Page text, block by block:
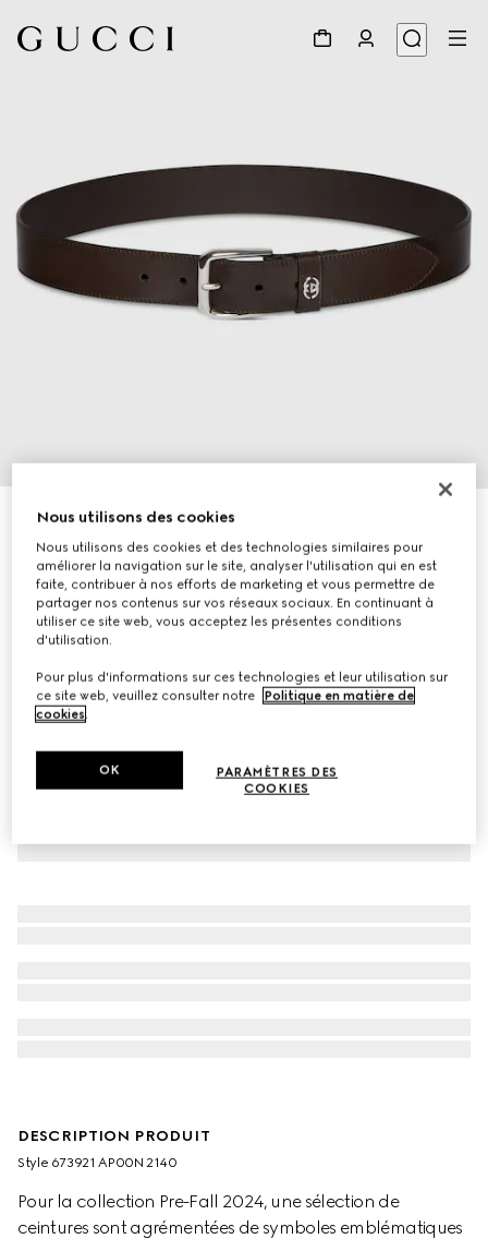
À personnaliser avec vos initiales
CA$680
Déclinaisonscuir marron
DESCRIPTION PRODUIT
Style ‎673921 AP00N 2140
Pour la collection Pre-Fall 2024, une sélection de
ceintures sont agrémentées de symboles emblématiques
Nous utilisons des cookies
Nous utilisons des cookies et des technologies similaires pour
améliorer la navigation sur le site, analyser l'utilisation qui en est
faite, contribuer à nos efforts de marketing et vous permettre de
partager nos contenus sur vos réseaux sociaux. En continuant à
utiliser ce site web, vous acceptez les présentes conditions
d'utilisation.
Pour plus d'informations sur ces technologies et leur utilisation sur
ce site web, veuillez consulter notre
Politique en matière de
cookies.
PARAMÈTRES DES
COOKIES
OK